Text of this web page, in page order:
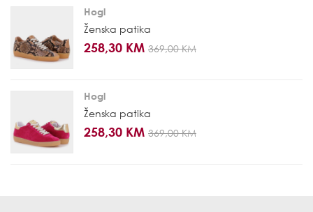
Hogl
Ženska patika
258,30 KM 369,00 KM
Hogl
Ženska patika
258,30 KM 369,00 KM